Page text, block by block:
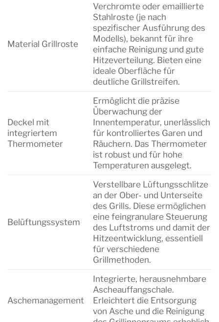
Material Grillroste
Verchromte oder emaillierte
Stahlroste (je nach
spezifischer Ausführung des
Modells), bekannt für ihre
einfache Reinigung und gute
Hitzeverteilung. Bieten eine
ideale Oberfläche für
deutliche Grillstreifen.
Deckel mit
integriertem
Thermometer
Ermöglicht die präzise
Überwachung der
Innentemperatur, unerlässlich
für kontrolliertes Garen und
Räuchern. Das Thermometer
ist robust und für hohe
Temperaturen ausgelegt.
Belüftungssystem
Verstellbare Lüftungsschlitze
an der Ober- und Unterseite
des Grills. Diese ermöglichen
eine feingranulare Steuerung
des Luftstroms und damit der
Hitzeentwicklung, essentiell
für verschiedene
Grillmethoden.
Aschemanagement
Integrierte, herausnehmbare
Ascheauffangschale.
Erleichtert die Entsorgung
von Asche und die Reinigung